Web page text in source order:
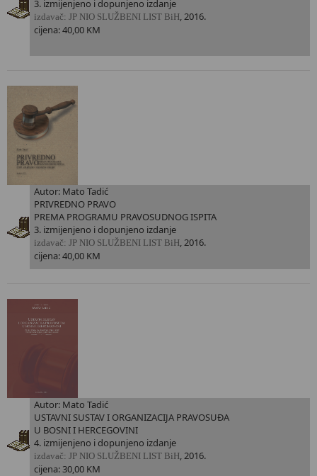
3. izmijenjeno i dopunjeno izdanje
izdavač: JP NIO SLUŽBENI LIST BiH, 2016.
cijena: 40,00 KM
Autor: Mato Tadić
PRIVREDNO PRAVO
PREMA PROGRAMU PRAVOSUDNOG ISPITA
3. izmijenjeno i dopunjeno izdanje
izdavač: JP NIO SLUŽBENI LIST BiH, 2016.
cijena: 40,00 KM
Autor: Mato Tadić
USTAVNI SUSTAV I ORGANIZACIJA PRAVOSUĐA
U BOSNI I HERCEGOVINI
4. izmijenjeno i dopunjeno izdanje
izdavač: JP NIO SLUŽBENI LIST BiH, 2016.
cijena: 30,00 KM